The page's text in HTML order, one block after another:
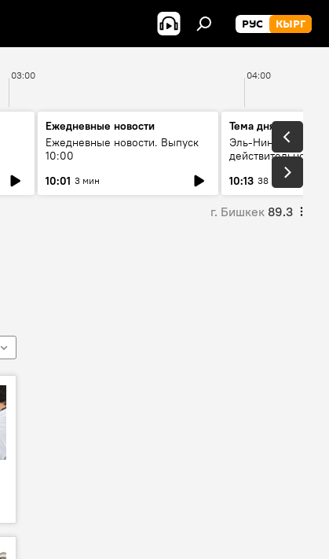
РУС КЫРГ
03:00 04:00
Ежедневные новости
Ежедневные новости. Выпуск
10:00
10:01 3 мин
Тема дня
Эль-Ниньо, жара и
действительно
погоду в
10:13 38 мин
г. Бишкек 89.3